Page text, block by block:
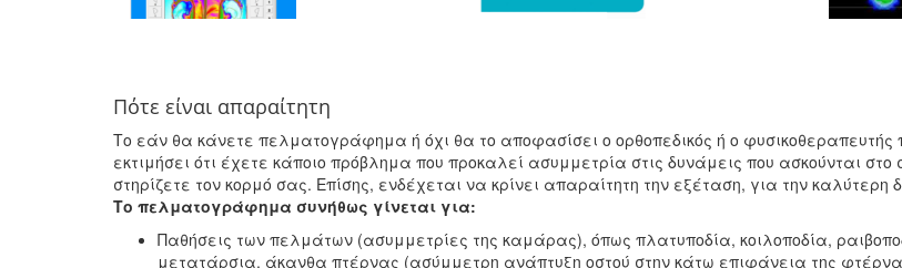
Πότε είναι απαραίτητη
Tο εάν θα κάνετε πελματογράφημα ή όχι θα το αποφασίσει ο ορθοπεδικός ή ο
εκτιμήσει ότι έχετε κάποιο πρόβλημα που προκαλεί ασυμμετρία στις δυνάμεις που ασκούνται
στηρίζετε τον κορμό σας. Eπίσης, ενδέχεται να κρίνει απαραίτητη την εξέταση, για την
Tο πελματογράφημα συνήθως γίνεται για:
Παθήσεις των πελμάτων (ασυμμετρίες της καμάρας), όπως πλατυποδία, κοιλοποδία,
μετατάρσια, άκανθα πτέρνας (ασύμμετρη ανάπτυξη οστού στην κάτω επιφάνεια της